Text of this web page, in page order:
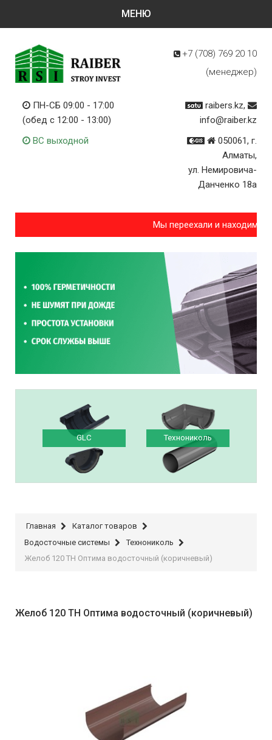
+7 (708) 769 20 10
(менеджер)
ПН-СБ 09:00 - 17:00
(обед с 12:00 - 13:00)
ВС выходной
raibers.kz,
info@raiber.kz
050061, г.
Алматы,
ул. Немировича-
Данченко 18а
Мы переехали и
GLC Технониколь
Главная
Каталог товаров
Водосточные системы
Технониколь
Желоб 120 ТН Оптима водосточный (коричневый)
Желоб 120 ТН Оптима водосточный (коричневый)